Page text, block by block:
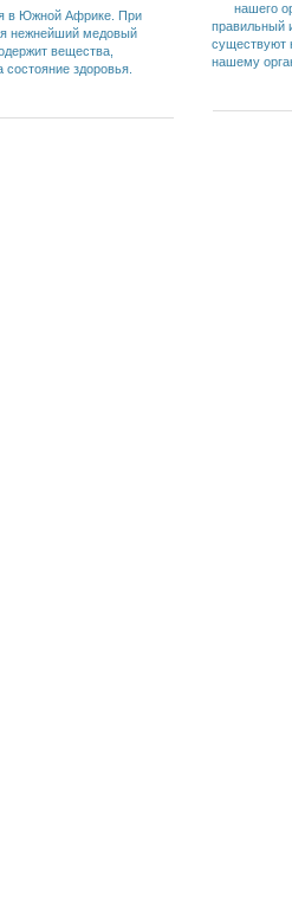
в Южной Африке. При
нежнейший медовый
вещества,
здоровья.
нашего
правильный
существуют
нашему